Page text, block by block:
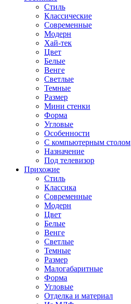
Стиль
Классические
Современные
Модерн
Хай-тек
Цвет
Белые
Венге
Светлые
Темные
Размер
Мини стенки
Форма
Угловые
Особенности
С компьютерным столом
Назначение
Под телевизор
Прихожие
Стиль
Классика
Современные
Модерн
Цвет
Белые
Венге
Светлые
Темные
Размер
Малогабаритные
Форма
Угловые
Отделка и материал